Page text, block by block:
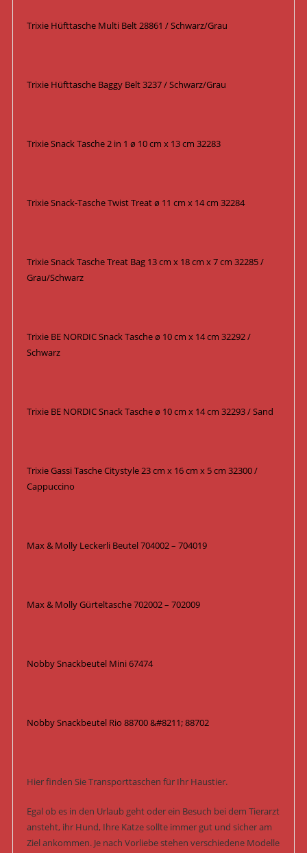
Trixie Hüfttasche Multi Belt 28861 / Schwarz/Grau
Trixie Hüfttasche Baggy Belt 3237 / Schwarz/Grau
Trixie Snack Tasche 2 in 1 ø 10 cm x 13 cm 32283
Trixie Snack-Tasche Twist Treat ø 11 cm x 14 cm 32284
Trixie Snack Tasche Treat Bag 13 cm x 18 cm x 7 cm 32285 /
Grau/Schwarz
Trixie BE NORDIC Snack Tasche ø 10 cm x 14 cm 32292 /
Schwarz
Trixie BE NORDIC Snack Tasche ø 10 cm x 14 cm 32293 / Sand
Trixie Gassi Tasche Citystyle 23 cm x 16 cm x 5 cm 32300 /
Cappuccino
Max & Molly Leckerli Beutel 704002 – 704019
Max & Molly Gürteltasche 702002 – 702009
Nobby Snackbeutel Mini 67474
Nobby Snackbeutel Rio 88700 &#8211; 88702
Hier finden Sie Transporttaschen für Ihr Haustier.
Egal ob es in den Urlaub geht oder ein Besuch bei dem Tierarzt
ansteht, ihr Hund, Ihre Katze sollte immer gut und sicher am
Ziel ankommen. Je nach Vorliebe stehen verschiedene Modelle